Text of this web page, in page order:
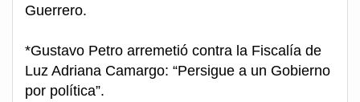
Guerrero.
*Gustavo Petro arremetió contra la Fiscalía de
Luz Adriana Camargo: “Persigue a un Gobierno
por política”.